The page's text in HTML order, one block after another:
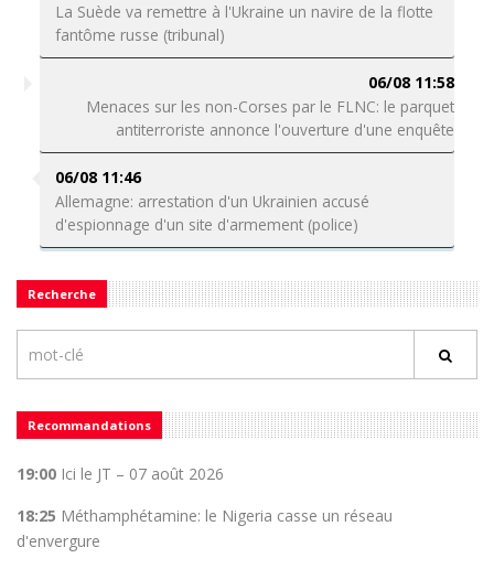
La Suède va remettre à l'Ukraine un navire de la flotte
fantôme russe (tribunal)
06/08 11:58
Menaces sur les non-Corses par le FLNC: le parquet
antiterroriste annonce l'ouverture d'une enquête
06/08 11:46
Allemagne: arrestation d'un Ukrainien accusé
d'espionnage d'un site d'armement (police)
Recherche
Recommandations
19:00 Ici le JT – 07 août 2026
18:25 Méthamphétamine: le Nigeria casse un réseau
d'envergure